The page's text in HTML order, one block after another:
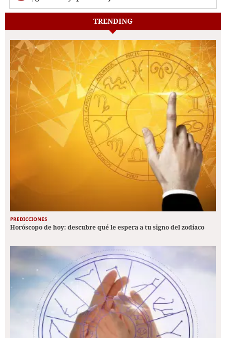
TRENDING
PREDICCIONES
Horóscopo de hoy: descubre qué le espera a tu signo del zodiaco